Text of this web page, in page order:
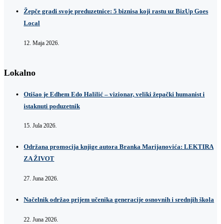
Žepče gradi svoje preduzetnice: 5 biznisa koji rastu uz BizUp Goes
Local
12. Maja 2026.
Lokalno
Otišao je Edhem Edo Halilić – vizionar, veliki žepački humanist i
istaknuti poduzetnik
15. Jula 2026.
Održana promocija knjige autora Branka Marijanovića: LEKTIRA
ZA ŽIVOT
27. Juna 2026.
Načelnik održao prijem učenika generacije osnovnih i srednjih škola
22. Juna 2026.